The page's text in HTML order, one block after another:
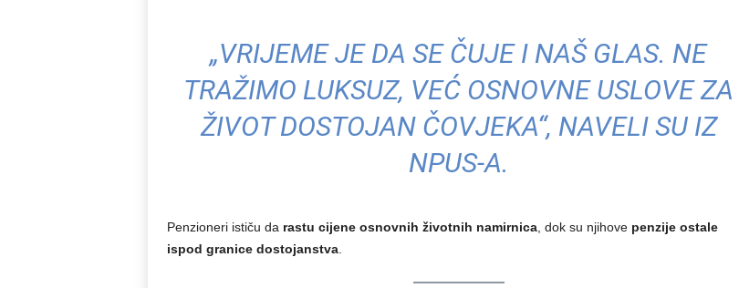
„VRIJEME JE DA SE ČUJE I NAŠ GLAS. NE
TRAŽIMO LUKSUZ, VEĆ OSNOVNE USLOVE ZA
ŽIVOT DOSTOJAN ČOVJEKA“, NAVELI SU IZ
NPUS-A.
Penzioneri ističu da rastu cijene osnovnih životnih namirnica, dok su njihove penzije ostale
ispod granice dostojanstva.